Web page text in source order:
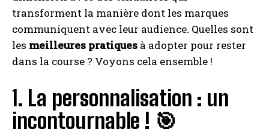
transforment la manière dont les marques
communiquent avec leur audience. Quelles sont
les meilleures pratiques à adopter pour rester
dans la course ? Voyons cela ensemble !
1. La personnalisation : un
incontournable ! 🎯